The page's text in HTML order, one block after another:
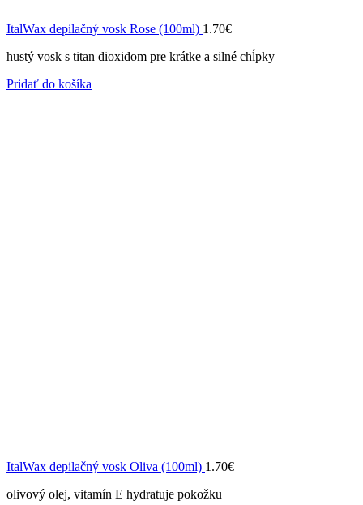
ItalWax depilačný vosk Rose (100ml) 1.70€
hustý vosk s titan dioxidom pre krátke a silné chĺpky
Pridať do košíka
ItalWax depilačný vosk Oliva (100ml) 1.70€
olivový olej, vitamín E hydratuje pokožku